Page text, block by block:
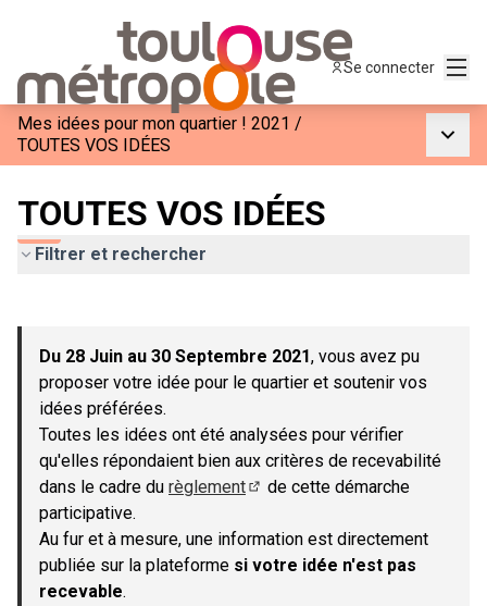
Se connecter
Mes idées pour mon quartier ! 2021 /
TOUTES VOS IDÉES
TOUTES VOS IDÉES
Filtrer et rechercher
−
Du 28 Juin au 30 Septembre 2021, vous avez pu
proposer votre idée pour le quartier et soutenir vos
idées préférées.
Toutes les idées ont été analysées pour vérifier
qu'elles répondaient bien aux critères de recevabilité
dans le cadre du règlement
de cette démarche
participative.
Au fur et à mesure, une information est directement
publiée sur la plateforme si votre idée n'est pas
recevable.